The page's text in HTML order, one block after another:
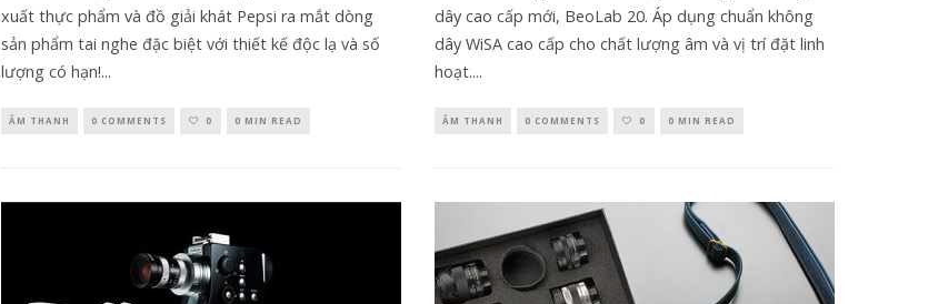
xuất thực phẩm và đồ giải khát Pepsi ra mắt dòng
sản phẩm tai nghe đặc biệt với thiết kế độc lạ và số
lượng có hạn!...
ÂM THANH 0 COMMENTS 0 0 MIN READ
dây cao cấp mới, BeoLab 20. Áp dụng chuẩn không
dây WiSA cao cấp cho chất lượng âm và vị trí đặt linh
hoạt....
ÂM THANH 0 COMMENTS 0 0 MIN READ